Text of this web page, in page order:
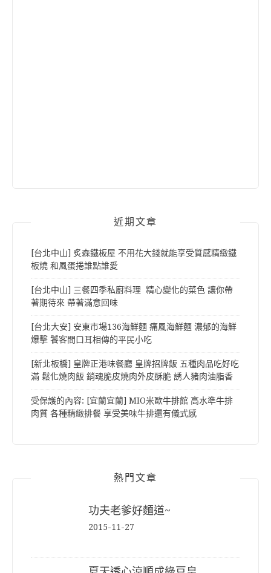
近期文章
[台北中山] 炙森鐵板屋 不用花大錢就能享受質感精緻鐵
板燒 和風蛋捲誰點誰愛
[台北中山] 三餐四季私廚料理 精心變化的菜色 讓你帶
著期待來 帶著滿意回味
[台北大安] 安東市場136海鮮麵 痛風海鮮麵 濃郁的海鮮
爆擊 饕客間口耳相傳的平民小吃
[新北板橋] 皇牌正港味餐廳 皇牌招牌飯 五種肉品吃好吃
滿 鬆化燒肉飯 銷魂脆皮燒肉外皮酥脆 誘人豬肉油脂香
受保護的內容: [宜蘭宜蘭] MIO米歐牛排館 高水準牛排
肉質 各種精緻排餐 享受美味牛排還有儀式感
熱門文章
功夫老爹好麵道~
2015-11-27